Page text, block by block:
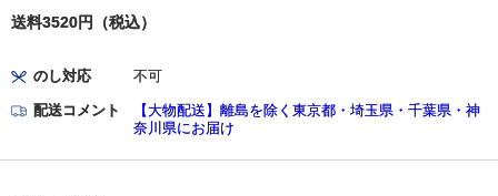
送料3520円（税込）
のし対応 不可
配送コメント
【大物配送】離島を除く東京都・埼玉県・千葉県・神
奈川県にお届け